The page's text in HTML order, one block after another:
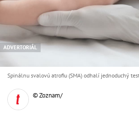
ADVERTORIÁL
Spinálnu svalovú atrofiu (SMA) odhalí jednoduchý
© Zoznam/